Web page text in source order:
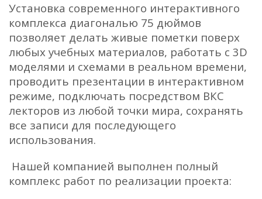
Установка современного интерактивного
комплекса диагональю 75 дюймов
позволяет делать живые пометки поверх
любых учебных материалов, работать с 3D
моделями и схемами в реальном времени,
проводить презентации в интерактивном
режиме, подключать посредством ВКС
лекторов из любой точки мира, сохранять
все записи для последующего
использования.
Нашей компанией выполнен полный
комплекс работ по реализации проекта: